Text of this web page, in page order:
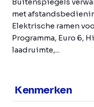
met
Elektrische ramen
Programma, Euro 6,
laadruimte,...
Kenmerken